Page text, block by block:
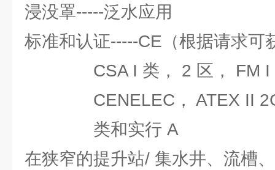
浸没罩-----泛水应用
标准和认证-----CE（根据请求可
CSA I 类， 2 区， FM I
CENELEC， ATEX II 2G
类和实行 A
在狭窄的提升站/ 集水井、流槽